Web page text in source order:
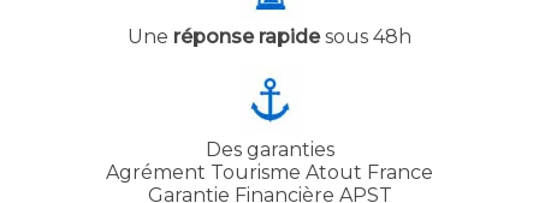
Une réponse rapidesous 48h
Des garanties
Agrément Tourisme Atout France
Garantie Financière APST